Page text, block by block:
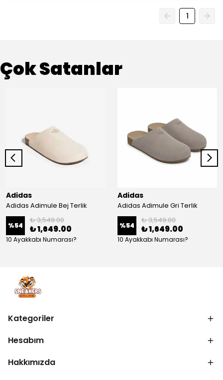
1
Çok Satanlar
Adidas
Adidas Adimule Bej Terlik
%54
₺ 3,549.00
₺ 1,649.00
10 Ayakkabı Numarası?
Adidas
Adidas Adimule Gri Terlik
%54
₺ 3,549.00
₺ 1,649.00
10 Ayakkabı Numarası?
Kategoriler
Hesabım
Hakkımızda